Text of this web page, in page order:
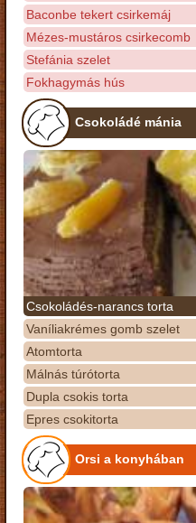
Baconbe tekert csirkemáj
Mézes-mustáros csirkecomb
Stefánia szelet
Fokhagymás hús
Csokoládé mánia
Csokoládés-narancs torta
Vaníliakrémes gomb szelet
Atomtorta
Málnás túrótorta
Dupla csokis torta
Epres csokitorta
Orsi a konyhában